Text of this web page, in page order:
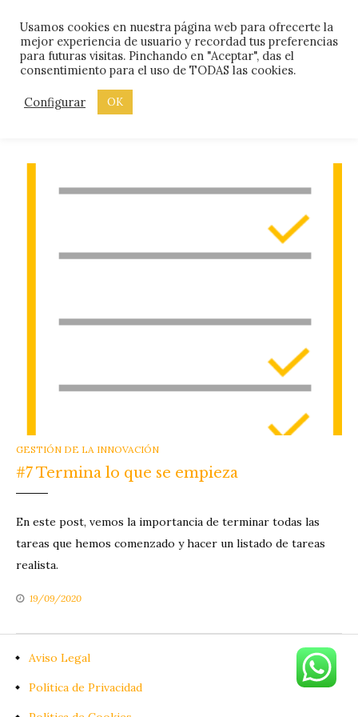
content
Menu
ETIQUETA:ROBATAREA
CATEGORIES
GESTIÓN DE LA INNOVACIÓN
#7 Termina lo que se empieza
En este post, vemos la importancia de terminar todas las
tareas que hemos comenzado y hacer un listado de tareas
realista.
19/09/2020
Aviso Legal
Política de Privacidad
Usamos cookies en nuestra página web para ofrecerte la
mejor experiencia de usuario y recordad tus preferencias
para futuras visitas. Pinchando en "Aceptar", das el
consentimiento para el uso de TODAS las cookies.
Configurar OK